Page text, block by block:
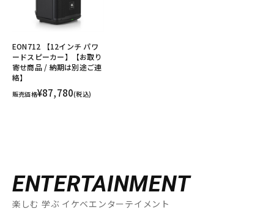
EON712 【12インチ パワ
ードスピーカー】【お取り
寄せ商品 / 納期は別途ご連
絡】
販売価格¥87,780(税込)
ENTERTAINMENT
楽しむ 学ぶ イケベエンターテイメント